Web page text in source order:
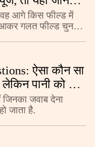
वह आगे किस फील्ड में
आकर गलत फील्ड चुन
ऐसा कौन सा
पानी को पी
जवाब देना
जाता है.